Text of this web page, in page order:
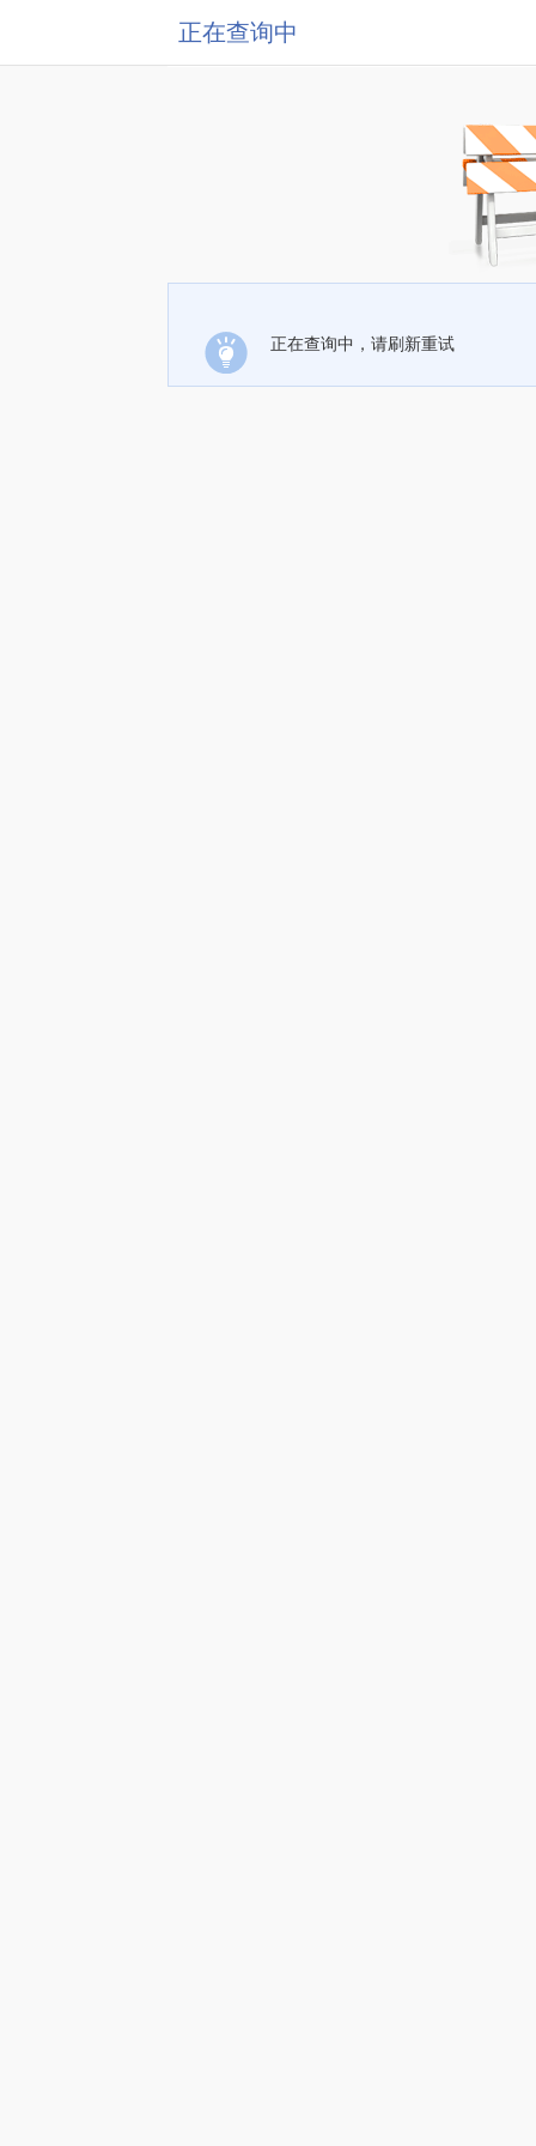
正在查询中
正在查询中，请刷新重试